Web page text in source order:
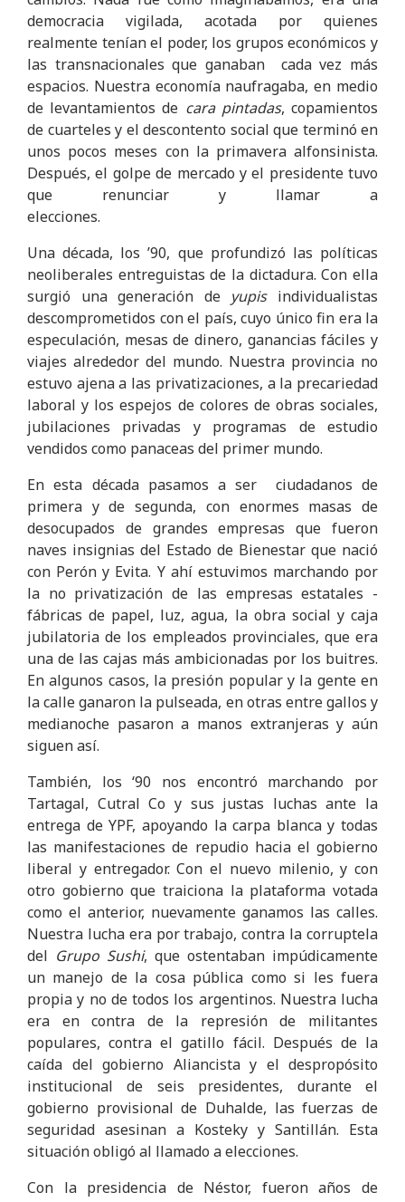
democracia vigilada, acotada por quienes
realmente tenían el poder, los grupos económicos y
las transnacionales que ganaban cada vez más
espacios. Nuestra economía naufragaba, en medio
de levantamientos de cara pintadas, copamientos
de cuarteles y el descontento social que terminó en
unos pocos meses con la primavera alfonsinista.
Después, el golpe de mercado y el presidente tuvo
que renunciar y llamar a
elecciones.
Una década, los ’90, que profundizó las políticas
neoliberales entreguistas de la dictadura. Con ella
surgió una generación de yupisindividualistas
descomprometidos con el país, cuyo único fin era la
especulación, mesas de dinero, ganancias fáciles y
viajes alrededor del mundo. Nuestra provincia no
estuvo ajena a las privatizaciones, a la precariedad
laboral y los espejos de colores de obras sociales,
jubilaciones privadas y programas de estudio
vendidos como panaceas del primer mundo.
En esta década pasamos a ser ciudadanos de
primera y de segunda, con enormes masas de
desocupados de grandes empresas que fueron
naves insignias del Estado de Bienestar que nació
con Perón y Evita. Y ahí estuvimos marchando por
la no privatización de las empresas estatales -
fábricas de papel, luz, agua, la obra social y caja
jubilatoria de los empleados provinciales, que era
una de las cajas más ambicionadas por los buitres.
En algunos casos, la presión popular y la gente en
la calle ganaron la pulseada, en otras entre gallos y
medianoche pasaron a manos extranjeras y aún
siguen así.
También, los ‘90 nos encontró marchando por
Tartagal, Cutral Co y sus justas luchas ante la
entrega de YPF, apoyando la carpa blanca y todas
las manifestaciones de repudio hacia el gobierno
liberal y entregador. Con el nuevo milenio, y con
otro gobierno que traiciona la plataforma votada
como el anterior, nuevamente ganamos las calles.
Nuestra lucha era por trabajo, contra la corruptela
del Grupo Sushi, que ostentaban impúdicamente
un manejo de la cosa pública como si les fuera
propia y no de todos los argentinos. Nuestra lucha
era en contra de la represión de militantes
populares, contra el gatillo fácil. Después de la
caída del gobierno Aliancista y el despropósito
institucional de seis presidentes, durante el
gobierno provisional de Duhalde, las fuerzas de
seguridad asesinan a Kosteky y Santillán. Esta
situación obligó al llamado a elecciones.
Con la presidencia de Néstor, fueron años de